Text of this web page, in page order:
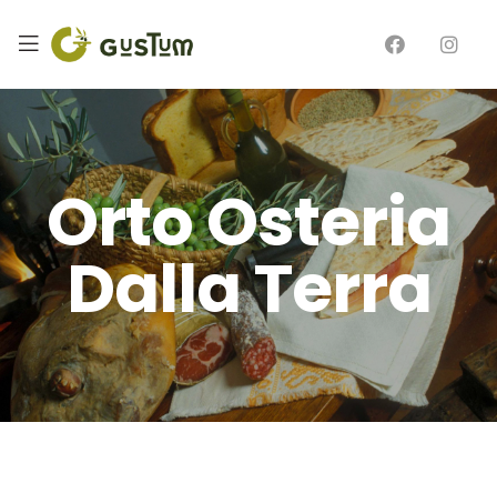
Orto Osteria
Dalla Terra